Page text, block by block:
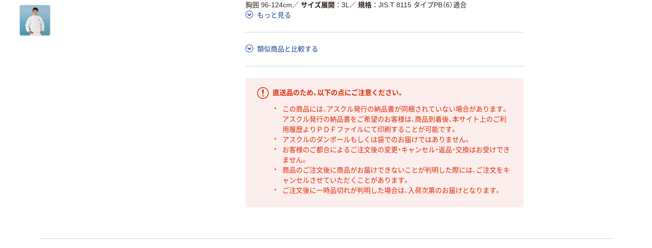
胸囲 96-124cm ／ サイズ展開 3L ／ 規格
JIS T 8115 タイプPB（6）適合
もっと見る
類似商品と比較する
直送品のため、以下の点にご注意ください。
この商品には、アスクル発行の納品書が同梱されていない場合があります。
アスクル発行の納品書をご希望のお客様は、商品到着後、本サイト上のご利
用履歴よりＰＤＦファイルにて印刷することが可能です。
アスクルのダンボールもしくは袋でのお届けではありません。
お客様のご都合によるご注文後の変更・キャンセル・返品・交換はお受けでき
ません。
商品のご注文後に商品がお届けできないことが判明した際には、ご注文をキ
ャンセルさせていただくことがあります。
ご注文後に一時品切れが判明した場合は、入荷次第のお届けとなります。